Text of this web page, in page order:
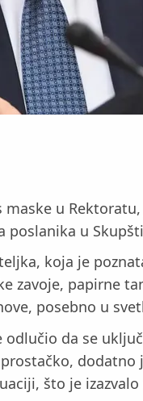
u
u
koja je
papirne
posebno u
da se
što je